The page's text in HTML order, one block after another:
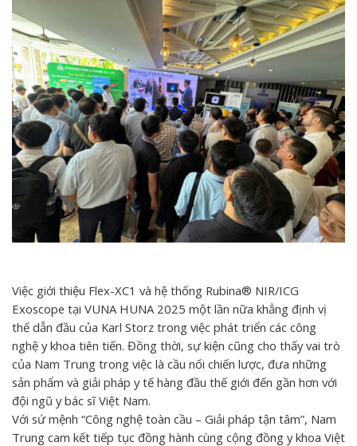
Việc giới thiệu Flex-XC1 và hệ thống Rubina® NIR/ICG
Exoscope tại VUNA HUNA 2025 một lần nữa khẳng định vị
thế dẫn đầu của Karl Storz trong việc phát triển các công
nghệ y khoa tiên tiến. Đồng thời, sự kiện cũng cho thấy vai trò
của Nam Trung trong việc là cầu nối chiến lược, đưa những
sản phẩm và giải pháp y tế hàng đầu thế giới đến gần hơn với
đội ngũ y bác sĩ Việt Nam.
Với sứ mệnh “Công nghệ toàn cầu – Giải pháp tận tâm”, Nam
Trung cam kết tiếp tục đồng hành cùng cộng đồng y khoa Việt